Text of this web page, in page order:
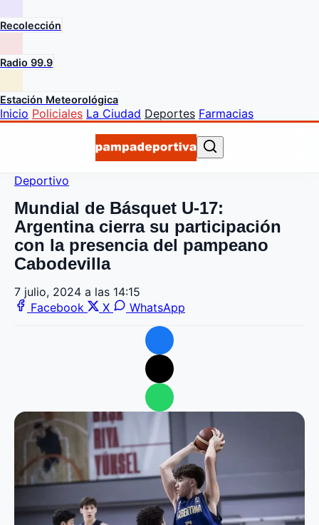
Recolección
Radio 99.9
Estación Meteorológica
Inicio Policiales La Ciudad Deportes Farmacias
Deportivo
Mundial de Básquet U-17:
Argentina cierra su participación
con la presencia del pampeano
Cabodevilla
7 julio, 2024 a las 14:15
Facebook
X WhatsApp